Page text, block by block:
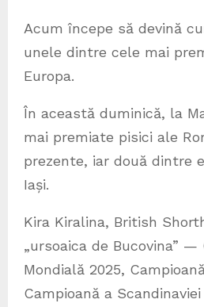
Acum începe să devină
unele dintre cele mai
Europa.
În această duminică, la
mai premiate pisici ale
prezente, iar două dintre
Iași.
Kira Kiralina, British
„ursoaica de Bucovina” —
Mondială 2025,
Campioană a Scandinaviei